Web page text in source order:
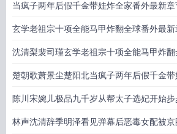
节
当疯子两年后假千金带娃炸全家番外最新章
玄学老祖宗十项全能马甲炸翻全球番外最新
沈清梨裴司瑾玄学老祖宗十项全能马甲炸
楚朝歌萧景尘楚阳北当疯子两年后假千金
陈川宋婉儿极品九千岁从帮太子选妃开始
林声沈清辞季明泽看见弹幕后恶毒女配被京